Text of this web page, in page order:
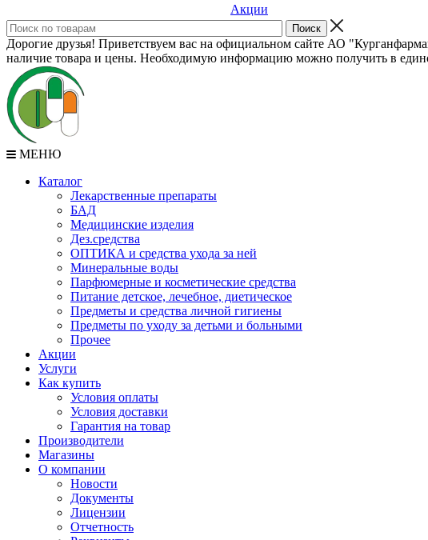
Акции
Дорогие друзья! Приветствуем вас на официальном сайте АО
наличие товара и цены. Необходимую информацию можно получить в
МЕНЮ
Каталог
Лекарственные препараты
БАД
Медицинские изделия
Дез.средства
ОПТИКА и средства ухода за ней
Минеральные воды
Парфюмерные и косметические средства
Питание детское, лечебное, диетическое
Предметы и средства личной гигиены
Предметы по уходу за детьми и больными
Прочее
Акции
Услуги
Как купить
Условия оплаты
Условия доставки
Гарантия на товар
Производители
Магазины
О компании
Новости
Документы
Лицензии
Отчетность